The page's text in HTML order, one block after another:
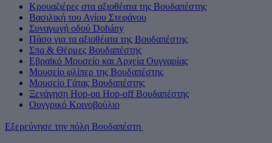
Κρουαζιέρες στα αξιοθέατα της Βουδαπέστης
Βασιλική του Αγίου Στεφάνου
Συναγωγή οδού Dohány
Πάσο για τα αξιοθέατα της Βουδαπέστης
Σπα & Θέρμες Βουδαπέστης
Εβραϊκό Μουσείο και Αρχεία Ουγγαρίας
Μουσείο φλίπερ της Βουδαπέστης
Μουσείο Γάτας Βουδαπέστης
Ξενάγηση Hop-on Hop-off Βουδαπέστης
Ουγγρικό Κοινοβούλιο
Εξερεύνησε την πόλη Βουδαπέστη